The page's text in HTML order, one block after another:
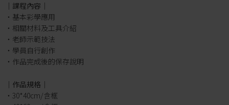
｜課程內容｜
・基本彩學應用
・相關材料及工具介紹
・老師示範技法
・學員自行創作
・作品完成後的保存說明
｜作品規格｜
・30*40cm/含框